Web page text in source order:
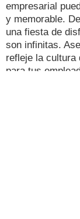
empresarial
y memorable.
una fiesta de
son infinitas.
refleje la cultura
para tus